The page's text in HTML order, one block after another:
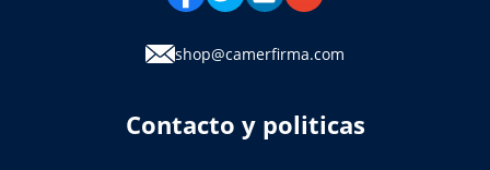
shop@camerfirma.com
Contacto y politicas